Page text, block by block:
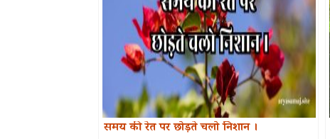
समय की रेत पर छोड़ते चलो निशान ।